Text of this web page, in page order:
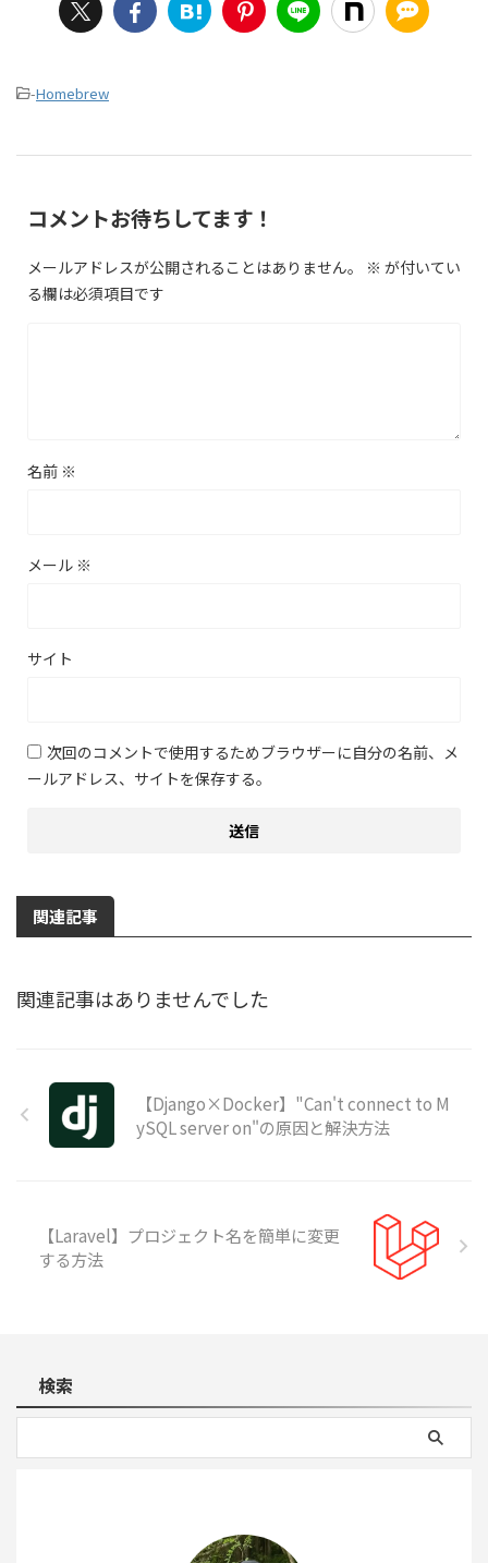
-Homebrew
コメントお待ちしてます！
メールアドレスが公開されることはありません。 ※ が付いてい
る欄は必須項目です
名前 ※
メール ※
サイト
次回のコメントで使用するためブラウザーに自分の名前、メ
ールアドレス、サイトを保存する。
関連記事
関連記事はありませんでした
【Django×Docker】"Can't connect to M
ySQL server on"の原因と解決方法
【Laravel】プロジェクト名を簡単に変更
する方法
検索